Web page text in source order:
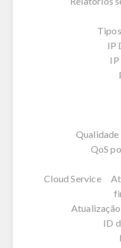
IP
IP
Qualidade
QoS
Cloud Service
ID